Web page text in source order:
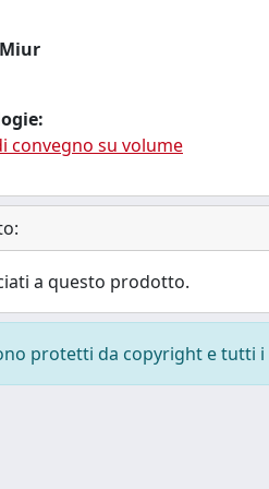
convegno su volume
a questo prodotto.
protetti da copyright e tutti